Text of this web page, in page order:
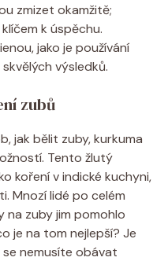
zmizet okamžitě;
k úspěchu.
jako je používání
výsledků.
zubů
jak bělit zuby, kurkuma
Tento žlutý
koření v indické kuchyni,
Mnozí lidé po celém
na zuby jim pomohlo
je na tom nejlepší? Je
nemusíte obávat